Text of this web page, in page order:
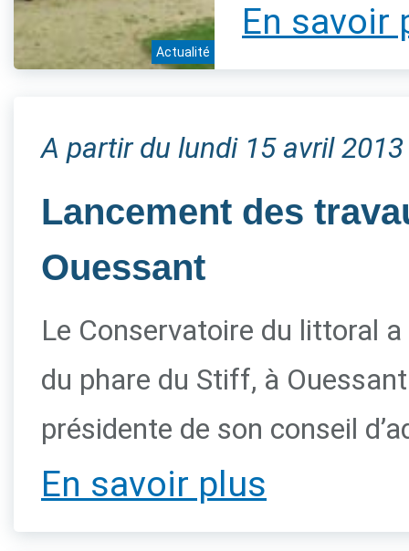
Actualité
En savoir
A partir du lundi 15 avril 2013
Lancement des
Ouessant
Le Conservatoire du littoral
du phare du Stiff, à
présidente de son conseil
En savoir plus